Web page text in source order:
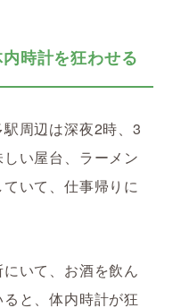
時計を狂わせる
周辺は深夜2時、3
い屋台、ラーメン
いて、仕事帰りに
いて、お酒を飲ん
と、体内時計が狂